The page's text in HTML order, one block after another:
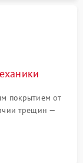
покрытием от
трещин —
пружин и
для